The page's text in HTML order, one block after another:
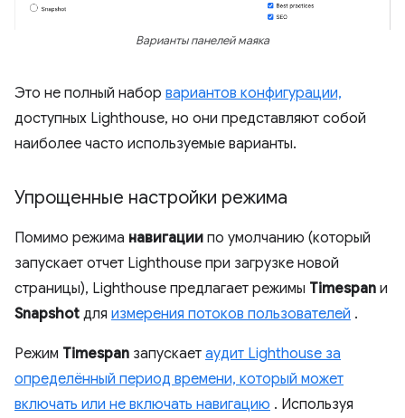
Варианты панелей маяка
Это не полный набор вариантов конфигурации,
доступных Lighthouse, но они представляют собой
наиболее часто используемые варианты.
Упрощенные настройки режима
Помимо режима навигации по умолчанию (который
запускает отчет Lighthouse при загрузке новой
страницы), Lighthouse предлагает режимы Timespan и
Snapshot для измерения потоков пользователей .
Режим Timespan запускает аудит Lighthouse за
определённый период времени, который может
включать или не включать навигацию . Используя